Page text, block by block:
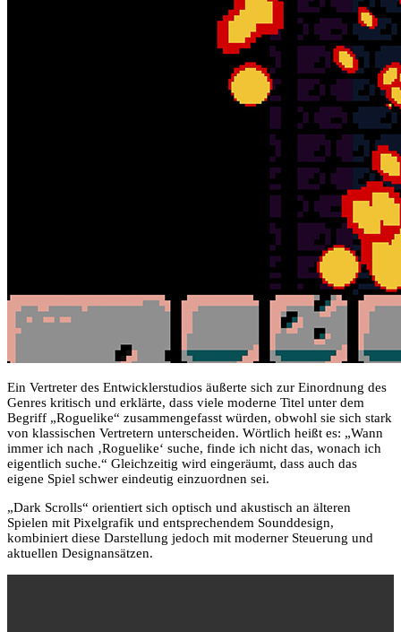
Ein Vertreter des Entwicklerstudios äußerte sich zur Einordnung des
Genres kritisch und erklärte, dass viele moderne Titel unter dem
Begriff „Roguelike“ zusammengefasst würden, obwohl sie sich stark
von klassischen Vertretern unterscheiden. Wörtlich heißt es: „Wann
immer ich nach ‚Roguelike‘ suche, finde ich nicht das, wonach ich
eigentlich suche.“ Gleichzeitig wird eingeräumt, dass auch das
eigene Spiel schwer eindeutig einzuordnen sei.
„Dark Scrolls“ orientiert sich optisch und akustisch an älteren
Spielen mit Pixelgrafik und entsprechendem Sounddesign,
kombiniert diese Darstellung jedoch mit moderner Steuerung und
aktuellen Designansätzen.